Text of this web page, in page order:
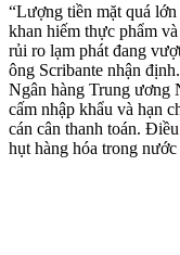
“Lượng tiền mặt quá
khan hiếm thực phẩm
rủi ro lạm phát đang
ông Scribante nhận
Ngân hàng Trung ương
cấm nhập khẩu và hạn
cán cân thanh toán.
hụt hàng hóa trong